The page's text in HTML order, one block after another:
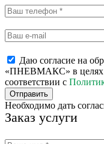
Даю согласие на
«ПНЕВМАКС» в целях
соответствии с
Отправить
Необходимо дать
Заказ услуги